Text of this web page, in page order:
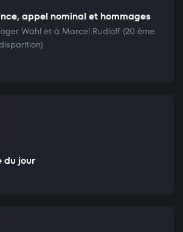
appel nominal et hommages
Wahl et à Marcel Rudloff (20 ème
du jour